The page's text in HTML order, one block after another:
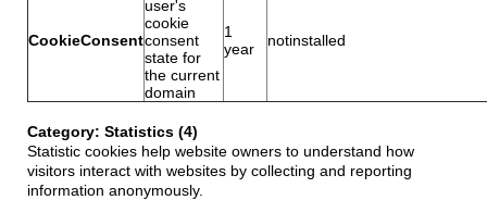
CookieConsent
user's
cookie
consent
state for
the current
domain
1
year
notinstalled
Category: Statistics (4)
Statistic cookies help website owners to understand how
visitors interact with websites by collecting and reporting
information anonymously.